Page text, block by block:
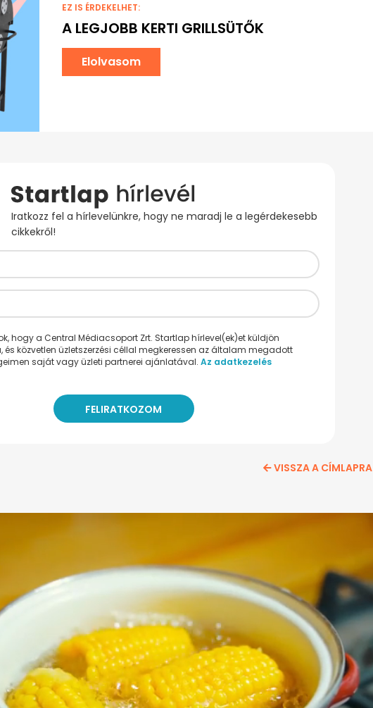
EZ IS ÉRDEKELHET:
A LEGJOBB KERTI GRILLSÜTŐK
Elolvasom
Iratkozz fel a hírlevelünkre, hogy ne maradj le a legérdekesebb
cikkekről!
hogy a Central Médiacsoport Zrt. Startlap hírlevel(ek)et küldjön
és közvetlen üzletszerzési céllal megkeressen az általam megadott
saját vagy üzleti partnerei ajánlatával. Az adatkezelés
VISSZA A CÍMLAPRA